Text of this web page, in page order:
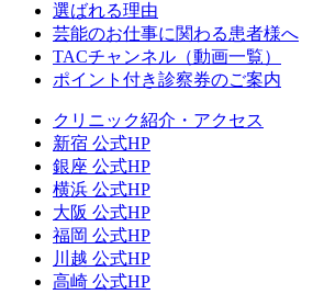
選ばれる理由
芸能のお仕事に関わる患者様へ
TACチャンネル（動画一覧）
ポイント付き診察券のご案内
クリニック紹介・アクセス
新宿 公式HP
銀座 公式HP
横浜 公式HP
大阪 公式HP
福岡 公式HP
川越 公式HP
高崎 公式HP